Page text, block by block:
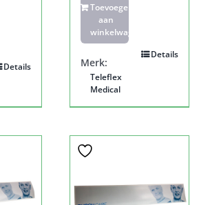
Details
Toevoegen
aan
winkelwagen
Details
Merk:
Teleflex
Medical